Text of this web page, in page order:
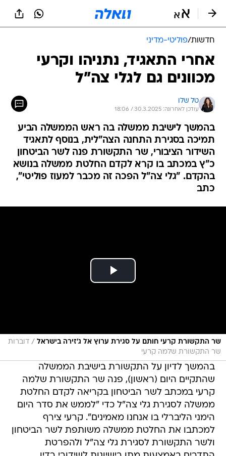
חדשות/פוליטי-מדיני
אחרי התאגיד, נתניהו וקרעי
מכוונים גם לגלי צה"ל
טל שלו
עודכן לאחרונה: 30.3.2025 / 18:06
בהמשך לישיבת ממשלה בה ראש הממשלה הביע
תמיכה בסגירת התחנה הצה"לית, בנוסף לתאגיד
השידור הציבורי, שר התקשורת פנה לשר הביטחון
כ"ץ במכתב בו קרא לקדם החלטת ממשלה בנושא
בהקדם. "גלי צה"ל הפכה זה מכבר למעוז פוליטי",
כתב
שר התקשורת קרעי חותם על סגירת ערוץ אל ג'זירה בישראל / דוברות
שר התקשורת שלמה קרעי
בהמשך לדיון על התקשורת בישיבת הממשלה
שהתקיים היום (ראשון), פנה שר התקשורת שלמה
קרעי במכתב לשר הביטחון בקריאה לקדם החלטת
ממשלה לסגירת גלי צה"ל כדי "לממש את סדר היום
הימני הליברלי בו אנחנו מאמינים". קרעי צירף
למכתבו את החלטת ממשלה משותפת לשר הביטחון
ולשר התקשורת לסגירת גלי צה"ל ולהפרטת